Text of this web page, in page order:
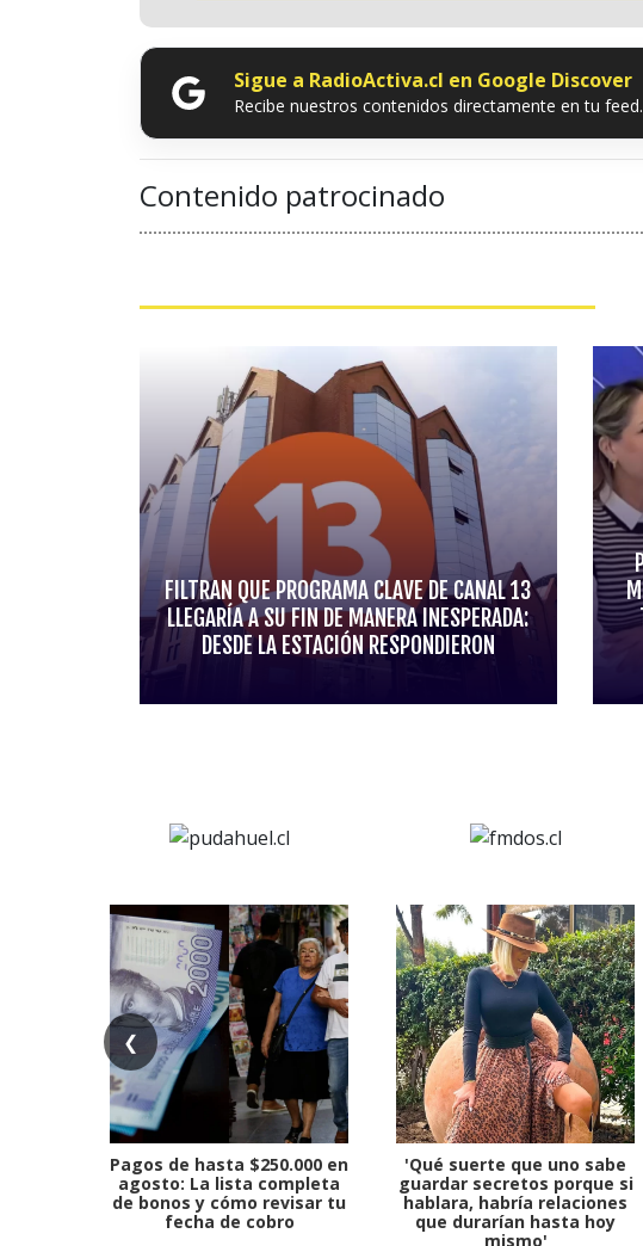
Sigue a RadioActiva.cl en Google Discover
Recibe nuestros contenidos directamente en tu feed.
Contenido patrocinado
FILTRAN QUE PROGRAMA CLAVE DE CANAL 13
LLEGARÍA A SU FIN DE MANERA INESPERADA:
DESDE LA ESTACIÓN RESPONDIERON
❮
Pagos de hasta $250.000 en
agosto: La lista completa
de bonos y cómo revisar tu
fecha de cobro
'Qué suerte que uno sabe
guardar secretos porque si
hablara, habría relaciones
que durarían hasta hoy
mismo'